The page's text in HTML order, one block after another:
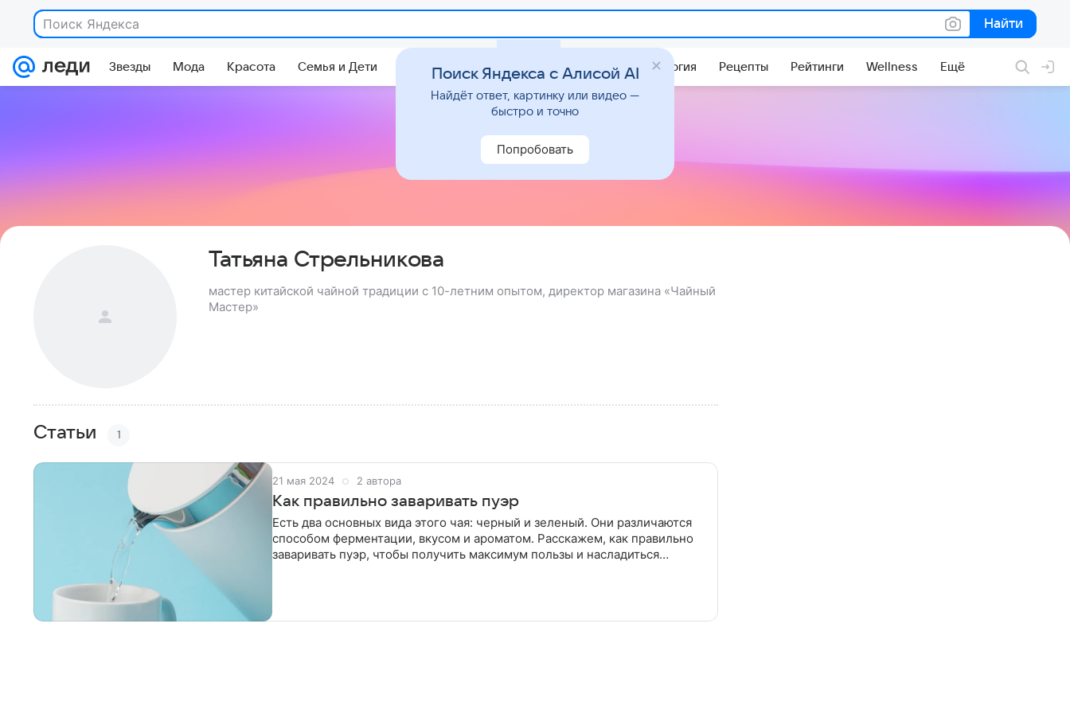
Поиск Яндекса Найти
Найти
Звезды Мода Красота Семья и Дети Гороскопы Стиль жизни Психология Рецепты Рейтинги Wellness Ещё
Татьяна Стрельникова
мастер китайской чайной традиции с 10-летним опытом, директор магазина «Чайный
Мастер»
Статьи 1
21 мая 2024 2 автора
Как правильно заваривать пуэр
Есть два основных вида этого чая: черный и зеленый. Они различаются
способом ферментации, вкусом и ароматом. Расскажем, как правильно
заваривать пуэр, чтобы получить максимум пользы и насладиться
Поиск Яндекса с Алисой AI
Найдёт ответ, картинку или видео —
быстро и точно
Попробовать